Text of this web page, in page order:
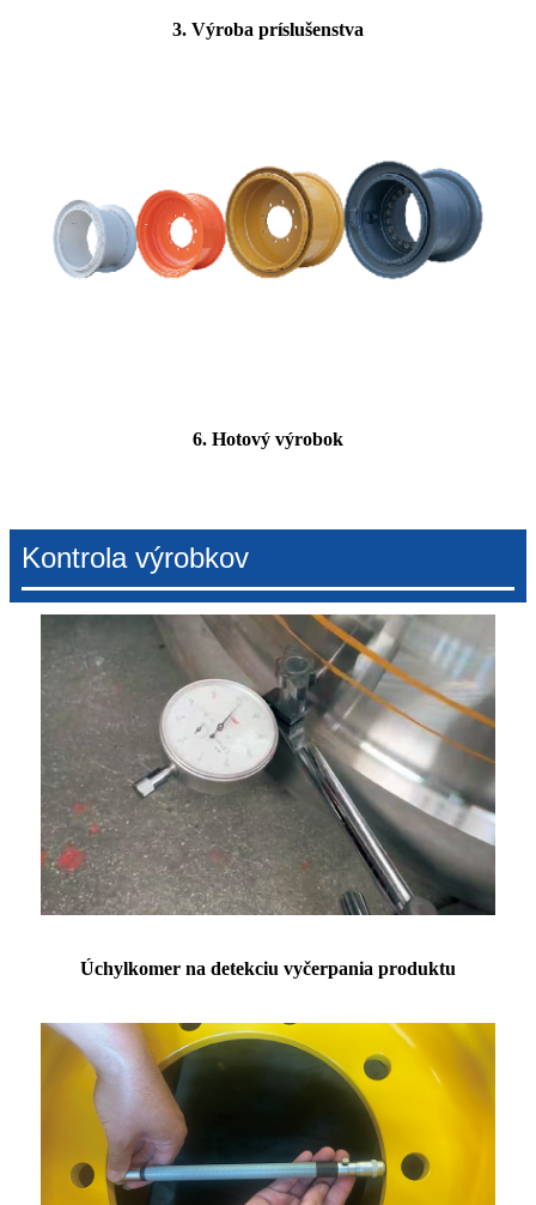
3. Výroba príslušenstva
6. Hotový výrobok
Kontrola výrobkov
Úchylkomer na detekciu vyčerpania produktu